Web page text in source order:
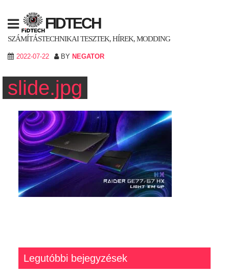
content
FIDTECH
SZÁMÍTÁSTECHNIKAI TESZTEK, HÍREK, MODDING
2022-07-22 BY NEGATOR
slide.jpg
Legutóbbi bejegyzések